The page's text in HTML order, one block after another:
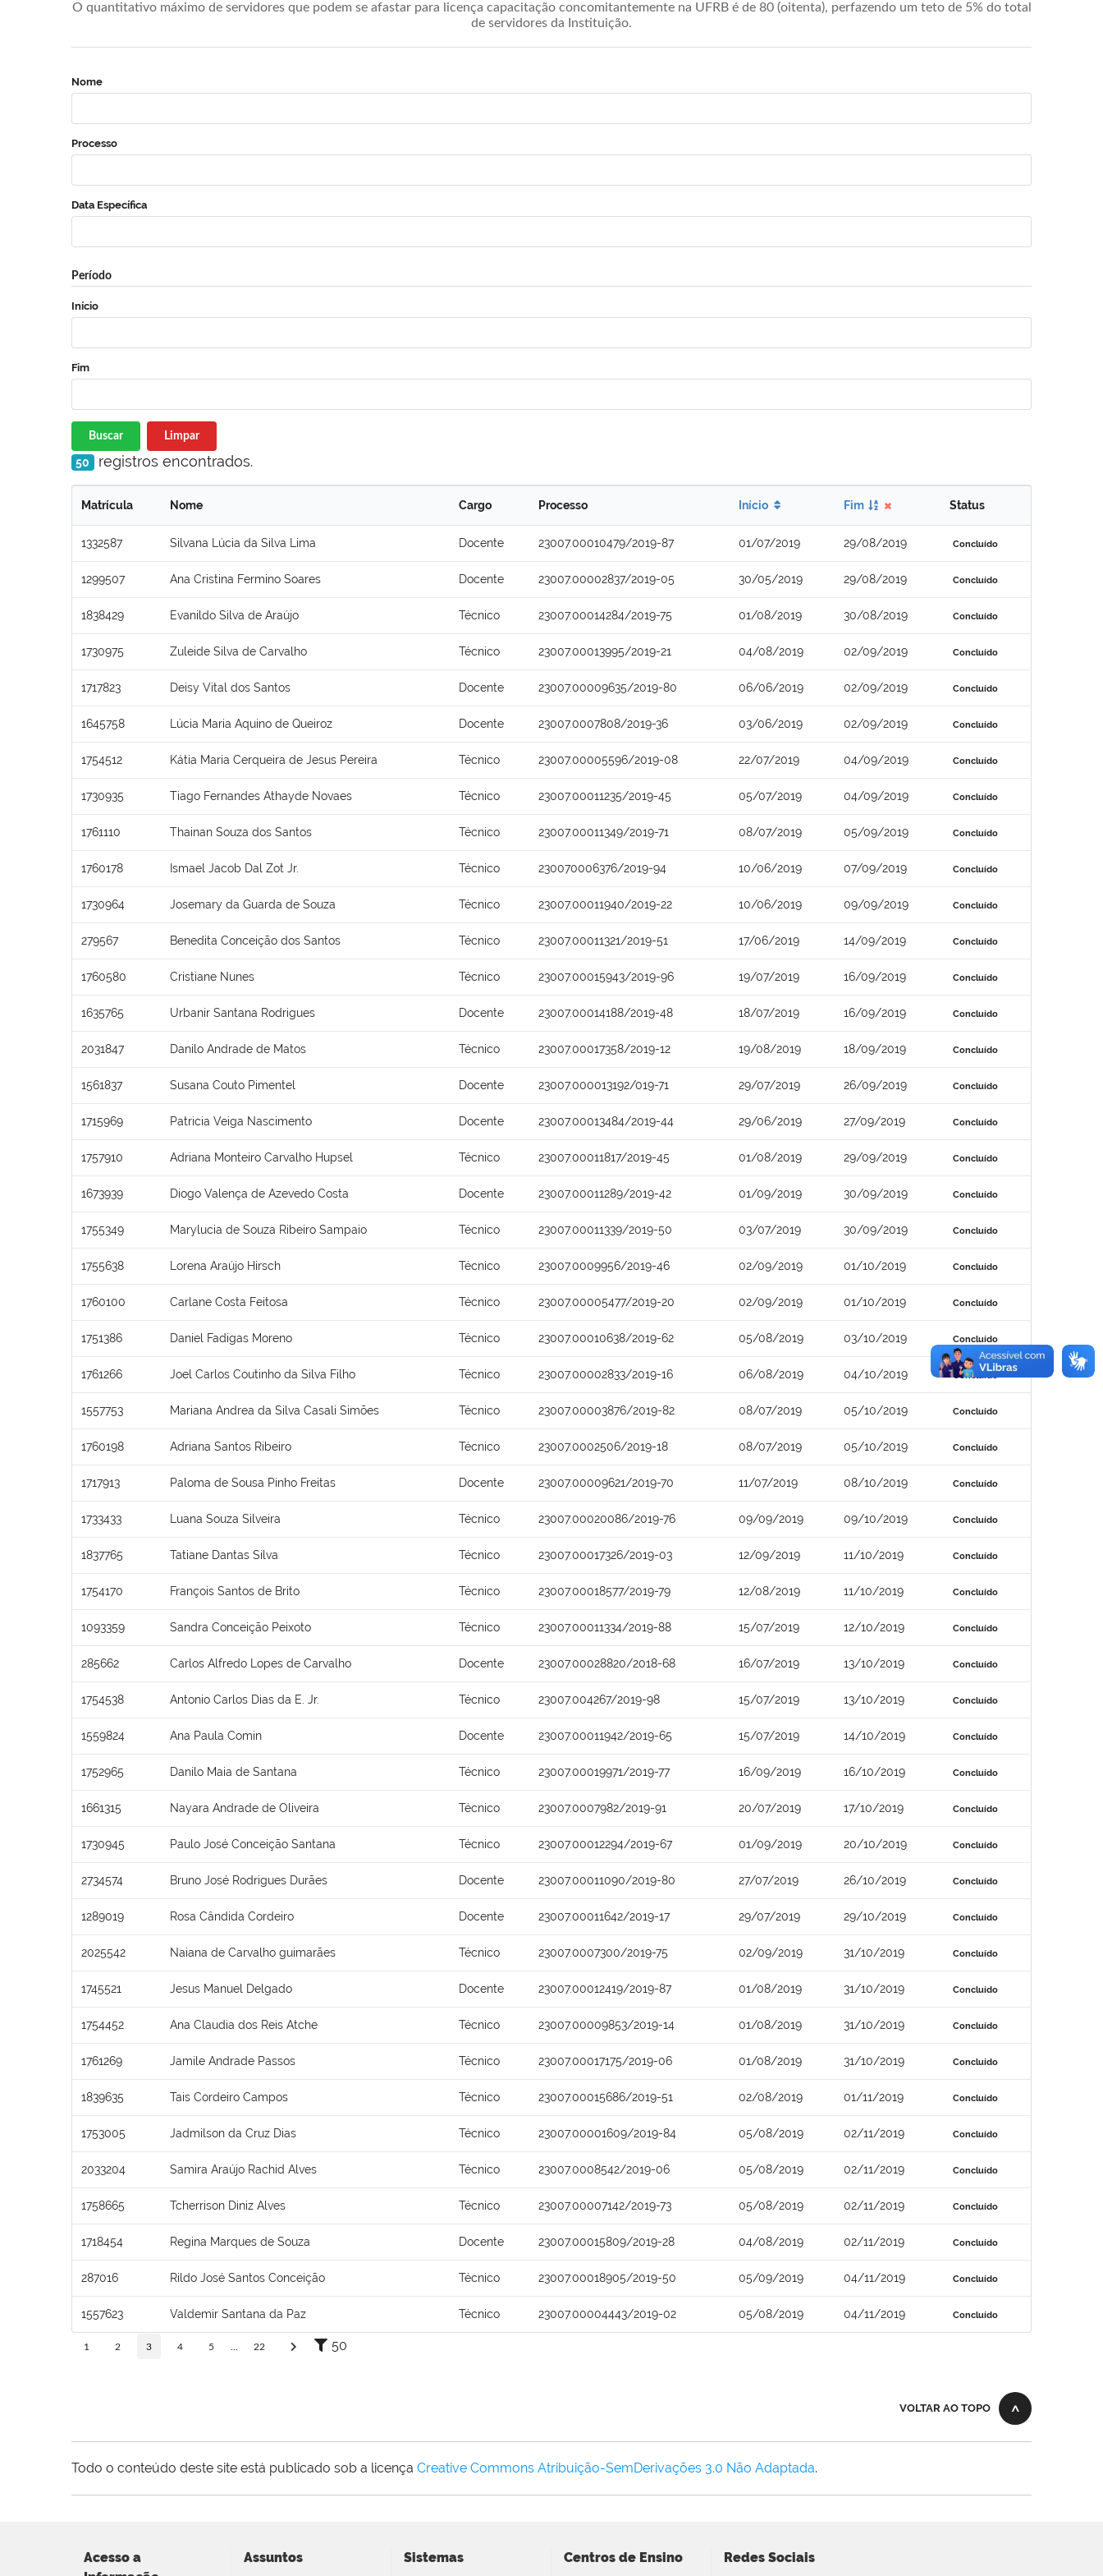
O quantitativo máximo de servidores que podem se afastar para licença capacitação concomitantemente na UFRB é de 80 (oitenta), perfazendo um teto de 5% do total
de servidores da Instituição.
Nome
Processo
Data Específica
Período
Início
Fim
Buscar Limpar
50 registros encontrados.
Matrícula Nome Cargo Processo Início Fim Status
1332587 Silvana Lúcia da Silva Lima Docente 23007.00010479/2019-87 01/07/2019 29/08/2019 Concluído
1299507 Ana Cristina Fermino Soares Docente 23007.00002837/2019-05 30/05/2019 29/08/2019 Concluído
1838429 Evanildo Silva de Araújo Técnico 23007.00014284/2019-75 01/08/2019 30/08/2019 Concluído
1730975 Zuleide Silva de Carvalho Técnico 23007.00013995/2019-21 04/08/2019 02/09/2019 Concluído
1717823 Deisy Vital dos Santos Docente 23007.00009635/2019-80 06/06/2019 02/09/2019 Concluído
1645758 Lúcia Maria Aquino de Queiroz Docente 23007.0007808/2019-36 03/06/2019 02/09/2019 Concluído
1754512 Kátia Maria Cerqueira de Jesus Pereira Técnico 23007.00005596/2019-08 22/07/2019 04/09/2019 Concluído
1730935 Tiago Fernandes Athayde Novaes Técnico 23007.00011235/2019-45 05/07/2019 04/09/2019 Concluído
1761110 Thainan Souza dos Santos Técnico 23007.00011349/2019-71 08/07/2019 05/09/2019 Concluído
1760178 Ismael Jacob Dal Zot Jr. Técnico 230070006376/2019-94 10/06/2019 07/09/2019 Concluído
1730964 Josemary da Guarda de Souza Técnico 23007.00011940/2019-22 10/06/2019 09/09/2019 Concluído
279567 Benedita Conceição dos Santos Técnico 23007.00011321/2019-51 17/06/2019 14/09/2019 Concluído
1760580 Cristiane Nunes Técnico 23007.00015943/2019-96 19/07/2019 16/09/2019 Concluído
1635765 Urbanir Santana Rodrigues Docente 23007.00014188/2019-48 18/07/2019 16/09/2019 Concluído
2031847 Danilo Andrade de Matos Técnico 23007.00017358/2019-12 19/08/2019 18/09/2019 Concluído
1561837 Susana Couto Pimentel Docente 23007.000013192/019-71 29/07/2019 26/09/2019 Concluído
1715969 Patricia Veiga Nascimento Docente 23007.00013484/2019-44 29/06/2019 27/09/2019 Concluído
1757910 Adriana Monteiro Carvalho Hupsel Técnico 23007.00011817/2019-45 01/08/2019 29/09/2019 Concluído
1673939 Diogo Valença de Azevedo Costa Docente 23007.00011289/2019-42 01/09/2019 30/09/2019 Concluído
1755349 Marylucia de Souza Ribeiro Sampaio Técnico 23007.00011339/2019-50 03/07/2019 30/09/2019 Concluído
1755638 Lorena Araújo Hirsch Técnico 23007.0009956/2019-46 02/09/2019 01/10/2019 Concluído
1760100 Carlane Costa Feitosa Técnico 23007.00005477/2019-20 02/09/2019 01/10/2019 Concluído
1751386 Daniel Fadigas Moreno Técnico 23007.00010638/2019-62 05/08/2019 03/10/2019 Concluído
1761266 Joel Carlos Coutinho da Silva Filho Técnico 23007.00002833/2019-16 06/08/2019 04/10/2019 Concluído
1557753 Mariana Andrea da Silva Casali Simões Técnico 23007.00003876/2019-82 08/07/2019 05/10/2019 Concluído
1760198 Adriana Santos Ribeiro Técnico 23007.0002506/2019-18 08/07/2019 05/10/2019 Concluído
1717913 Paloma de Sousa Pinho Freitas Docente 23007.00009621/2019-70 11/07/2019 08/10/2019 Concluído
1733433 Luana Souza Silveira Técnico 23007.00020086/2019-76 09/09/2019 09/10/2019 Concluído
1837765 Tatiane Dantas Silva Técnico 23007.00017326/2019-03 12/09/2019 11/10/2019 Concluído
1754170 François Santos de Brito Técnico 23007.00018577/2019-79 12/08/2019 11/10/2019 Concluído
1093359 Sandra Conceição Peixoto Técnico 23007.00011334/2019-88 15/07/2019 12/10/2019 Concluído
285662 Carlos Alfredo Lopes de Carvalho Docente 23007.00028820/2018-68 16/07/2019 13/10/2019 Concluído
1754538 Antonio Carlos Dias da E. Jr. Técnico 23007.004267/2019-98 15/07/2019 13/10/2019 Concluído
1559824 Ana Paula Comin Docente 23007.00011942/2019-65 15/07/2019 14/10/2019 Concluído
1752965 Danilo Maia de Santana Técnico 23007.00019971/2019-77 16/09/2019 16/10/2019 Concluído
1661315 Nayara Andrade de Oliveira Técnico 23007.0007982/2019-91 20/07/2019 17/10/2019 Concluído
1730945 Paulo José Conceição Santana Técnico 23007.00012294/2019-67 01/09/2019 20/10/2019 Concluído
2734574 Bruno José Rodrigues Durães Docente 23007.00011090/2019-80 27/07/2019 26/10/2019 Concluído
1289019 Rosa Cândida Cordeiro Docente 23007.00011642/2019-17 29/07/2019 29/10/2019 Concluído
2025542 Naiana de Carvalho guimarães Técnico 23007.0007300/2019-75 02/09/2019 31/10/2019 Concluído
1745521 Jesus Manuel Delgado Docente 23007.00012419/2019-87 01/08/2019 31/10/2019 Concluído
1754452 Ana Claudia dos Reis Atche Técnico 23007.00009853/2019-14 01/08/2019 31/10/2019 Concluído
1761269 Jamile Andrade Passos Técnico 23007.00017175/2019-06 01/08/2019 31/10/2019 Concluído
1839635 Tais Cordeiro Campos Técnico 23007.00015686/2019-51 02/08/2019 01/11/2019 Concluído
1753005 Jadmilson da Cruz Dias Técnico 23007.00001609/2019-84 05/08/2019 02/11/2019 Concluído
2033204 Samira Araújo Rachid Alves Técnico 23007.0008542/2019-06 05/08/2019 02/11/2019 Concluído
1758665 Tcherrison Diniz Alves Técnico 23007.00007142/2019-73 05/08/2019 02/11/2019 Concluído
1718454 Regina Marques de Souza Docente 23007.00015809/2019-28 04/08/2019 02/11/2019 Concluído
287016 Rildo José Santos Conceição Técnico 23007.00018905/2019-50 05/09/2019 04/11/2019 Concluído
1557623 Valdemir Santana da Paz Técnico 23007.00004443/2019-02 05/08/2019 04/11/2019 Concluído
1 2 3 4 5 22 50
VOLTAR AO TOPO
Todo o conteúdo deste site está publicado sob a licença Creative Commons Atribuição-SemDerivações 3.0 Não Adaptada.
Acesso a
Assuntos Sistemas Centros de Ensino Redes Sociais